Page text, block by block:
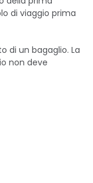
di viaggio prima
di un bagaglio. La
non deve